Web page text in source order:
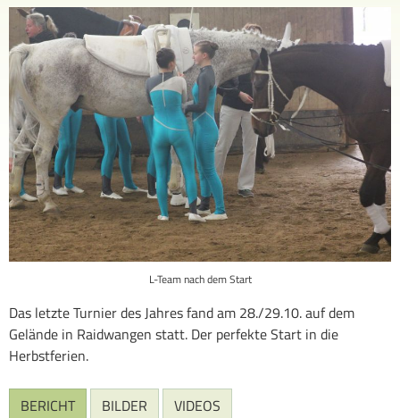
L-Team nach dem Start
Das letzte Turnier des Jahres fand am 28./29.10. auf dem
Gelände in Raidwangen statt. Der perfekte Start in die
Herbstferien.
BERICHT BILDER VIDEOS